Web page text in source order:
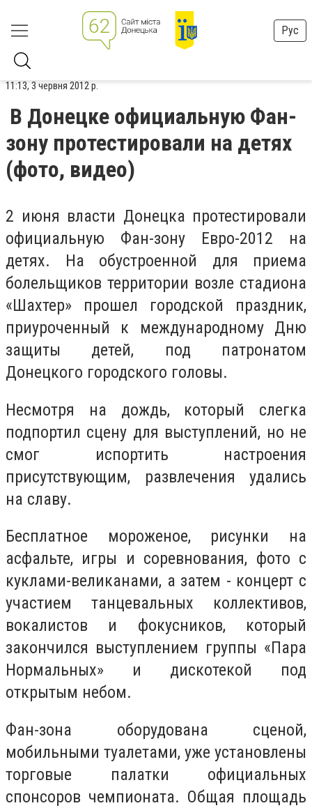
Рус
11:13, 3 червня 2012 р.
В Донецке официальную Фан-
зону протестировали на детях
(фото, видео)
2 июня власти Донецка протестировали
официальную Фан-зону Евро-2012 на
детях. На обустроенной для приема
болельщиков территории возле стадиона
«Шахтер» прошел городской праздник,
приуроченный к международному Дню
защиты детей, под патронатом
Донецкого городского головы.
Несмотря на дождь, который слегка
подпортил сцену для выступлений, но не
смог испортить настроения
присутствующим, развлечения удались
на славу.
Бесплатное мороженое, рисунки на
асфальте, игры и соревнования, фото с
куклами-великанами, а затем - концерт с
участием танцевальных коллективов,
вокалистов и фокусников, который
закончился выступлением группы «Пара
Нормальных» и дискотекой под
открытым небом.
Фан-зона оборудована сценой,
мобильными туалетами, уже установлены
торговые палатки официальных
спонсоров чемпионата. Общая площадь